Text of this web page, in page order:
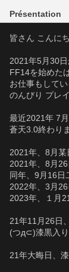
Présentation
皆さん こんに
2021年5月30日
FF14を始めた
お仕事もして
のんびり プ
最近2021年 7月
蒼天3.0終わり
2021年、8月某
2021年、8月
同年、9月16日
2022年、3月
2023年、１月
21年11月26日
(つд⊂)漆黒入り
21年大晦日、